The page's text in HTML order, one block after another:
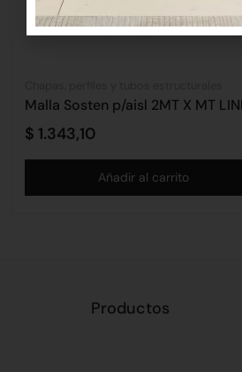
$ 1.343,10
Añadir al carrito
Productos